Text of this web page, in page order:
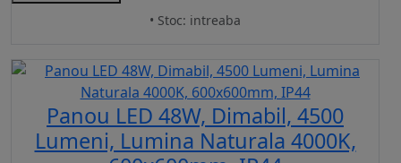
• Stoc: intreaba
Panou LED 48W, Dimabil, 4500
Lumeni, Lumina Naturala 4000K,